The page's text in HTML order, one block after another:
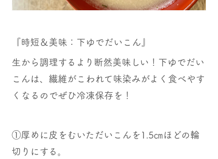
『時短＆美味：下ゆでだいこん』
生から調理するより断然美味しい！下ゆでだい
こんは、繊維がこわれて味染みがよく食べやす
くなるのでぜひ冷凍保存を！
①厚めに皮をむいただいこんを1.5㎝ほどの輪
切りにする。